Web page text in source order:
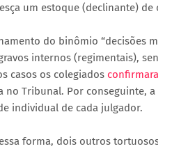
um estoque (declinante) de
do binômio “decisões
internos (regimentais),
casos os colegiados confirmaram
Tribunal. Por conseguinte, a
individual de cada julgador.
forma, dois outros tortuosos